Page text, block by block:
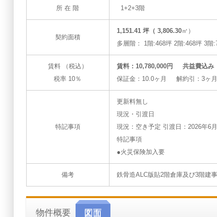
所 在 階 1+2+3階
契約面積
1,151.41 坪（ 3,806.30㎡）
多層階： 1階:468坪 2階:468坪 3階
賃料 （税込）
税率 10％
賃料：10,780,000円 共益費込み
保証金：10.0ヶ月 解約引：3ヶ月
特記事項
更新料無し
現況・引渡日
現況：空き予定 引渡日：2026年6
特記事項
●火災保険加入要
備考 鉄骨造ALC版貼2階倉庫及び3階建
物件概要 図面